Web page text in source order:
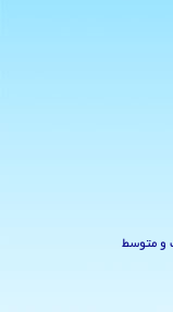
و متوسط